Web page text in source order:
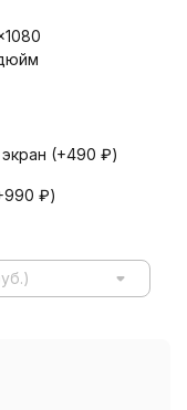
(+490 ₽)
990 ₽)